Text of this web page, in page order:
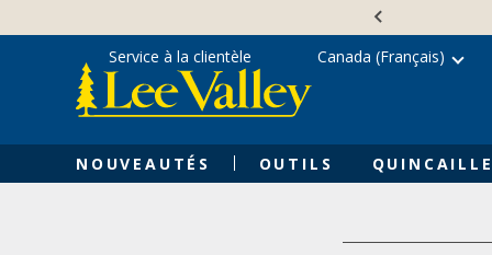
content
NOUVEAUTÉS OUTILS
Service à la clientèle Canada (Français)